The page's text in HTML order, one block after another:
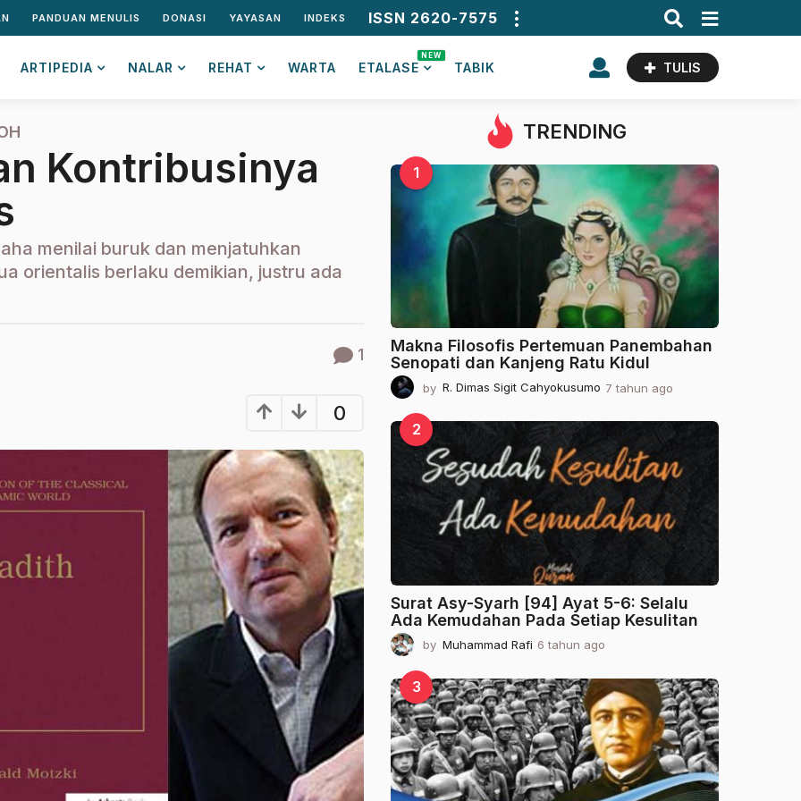
PANDUAN MENULIS DONASI YAYASAN INDEKS ISSN 2620-7575
ARTIPEDIA NALAR REHAT WARTA ETALASE
NEW
TABIK TULIS
Kontribusinya
menilai buruk dan menjatuhkan
orientalis berlaku demikian, justru ada
1
0
TRENDING
1
Makna Filosofis Pertemuan Panembahan
Senopati dan Kanjeng Ratu Kidul
by R. Dimas Sigit Cahyokusumo 7 tahun ago
a
h
n
a
o
2
Surat Asy-Syarh [94] Ayat 5-6: Selalu
Ada Kemudahan Pada Setiap Kesulitan
by Muhammad Rafi 6 tahun ago
a
h
u
n
a
g
o
3